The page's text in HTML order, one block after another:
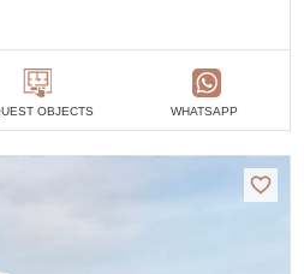
OBJECTS WHATSAPP